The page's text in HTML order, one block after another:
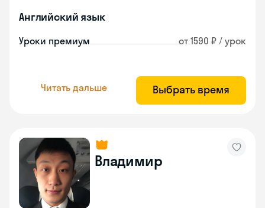
Английский язык
Уроки премиум от 1590 ₽ / урок
Читать дальше Выбрать время
Владимир